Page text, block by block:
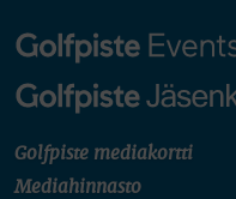
Golfpiste mediakortti
Mediahinnasto